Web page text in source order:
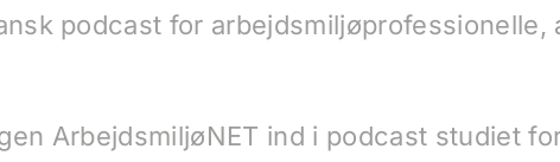
podcast for arbejdsmiljøprofessionelle,
ArbejdsmiljøNET ind i podcast studiet